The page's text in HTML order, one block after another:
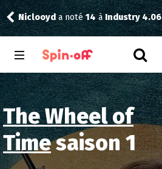
Niclooyda noté14àIndustry 4.06
The Wheel of
Timesaison 1